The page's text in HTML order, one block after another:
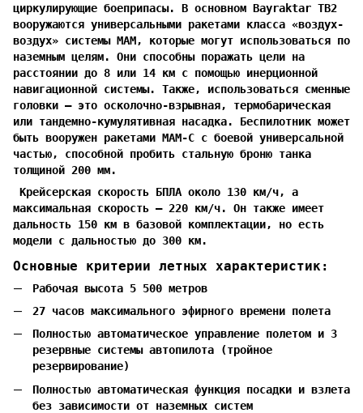
циркулирующие боеприпасы. В основном Bayraktar TB2
вооружаются универсальными ракетами класса «воздух-
воздух» системы MAM, которые могут использоваться по
наземным целям. Они способны поражать цели на
расстоянии до 8 или 14 км с помощью инерционной
навигационной системы. Также, использоваться сменные
головки — это осколочно-взрывная, термобарическая
или тандемно-кумулятивная насадка. Беспилотник может
быть вооружен ракетами MAM-C с боевой универсальной
частью, способной пробить стальную броню танка
толщиной 200 мм.
Крейсерская скорость БПЛА около 130 км/ч, а
максимальная скорость — 220 км/ч. Он также имеет
дальность 150 км в базовой комплектации, но есть
модели с дальностью до 300 км.
Основные критерии летных характеристик:
Рабочая высота 5 500 метров
27 часов максимального эфирного времени полета
Полностью автоматическое управление полетом и 3
резервные системы автопилота (тройное
резервирование)
Полностью автоматическая функция посадки и взлета
без зависимости от наземных систем